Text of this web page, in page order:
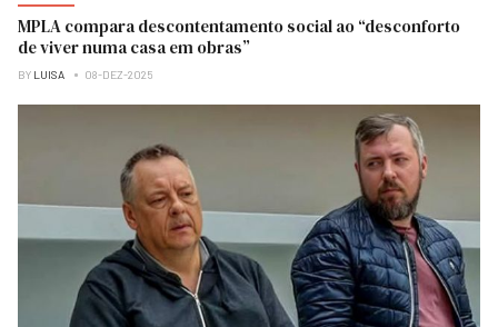
MPLA compara descontentamento social ao “desconforto
de viver numa casa em obras”
BY LUISA 08-DEZ-2025